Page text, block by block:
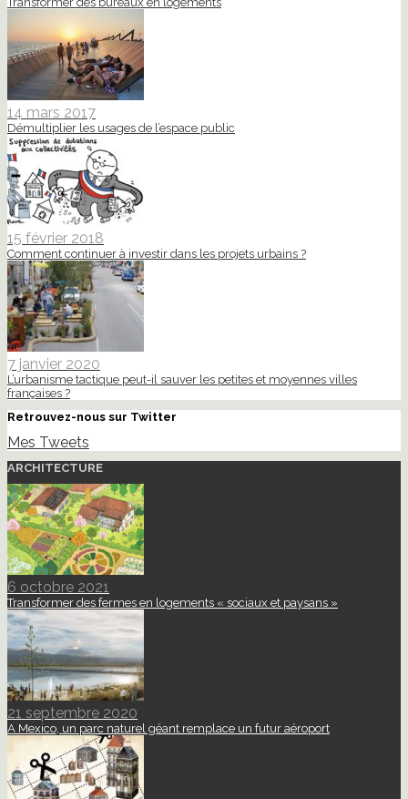
14 mars 2017
Démultiplier les usages de l’espace public
15 février 2018
Comment continuer à investir dans les projets urbains ?
7 janvier 2020
L’urbanisme tactique peut-il sauver les petites et moyennes villes
françaises ?
Retrouvez-nous sur Twitter
Mes Tweets
ARCHITECTURE
6 octobre 2021
Transformer des fermes en logements « sociaux et paysans »
21 septembre 2020
A Mexico, un parc naturel géant remplace un futur aéroport